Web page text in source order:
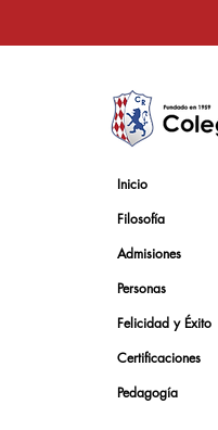
Inicio
Filosofía
Admisiones
Personas
Felicidad y Éxito
Certificaciones
Pedagogía